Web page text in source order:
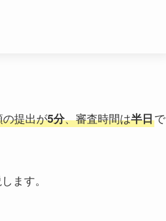
提出が5分、審査時間は半日で
ます。